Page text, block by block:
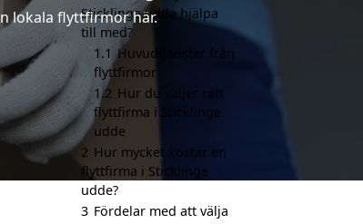
lokala flyttfirmor här.
Sticklinge udde hjälpa
till med?
1.1 Huvudtjänster från
flyttfirmor
1.2 Hur du väljer rätt
flyttfirma i Sticklinge
udde
2 Hur mycket kostar en
flyttfirma i Sticklinge
udde?
3 Fördelar med att välja